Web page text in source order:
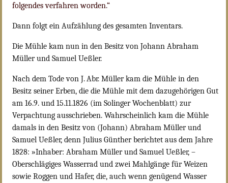
folgendes verfahren worden.“
Dann folgt ein Aufzählung des gesamten Inventars.
Die Mühle kam nun in den Besitz von Johann Abraham
Müller und Samuel Ueßler.
Nach dem Tode von J. Abr. Müller kam die Mühle in den
Besitz seiner Erben, die die Mühle mit dem dazugehörigen Gut
am 16.9. und 15.11.1826 (im Solinger Wochenblatt) zur
Verpachtung ausschrieben. Wahrscheinlich kam die Mühle
damals in den Besitz von (Johann) Abraham Müller und
Samuel Ueßler, denn Julius Günther berichtet aus dem Jahre
1828: »Inhaber: Abraham Müller und Samuel Ueßler, –
Oberschlägiges Wasserrad und zwei Mahlgänge für Weizen
sowie Roggen und Hafer, die, auch wenn genügend Wasser